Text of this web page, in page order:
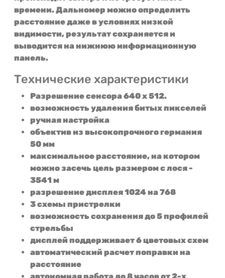
времени. Дальномер можно определить
расстояние даже в условиях низкой
видимости, результат сохраняется и
выводится на нижнюю информационную
панель.
Технические характеристики
Разрешение сенсора 640 x 512.
возможность удаления битых пикселей
ручная настройка
объектив из высокопрочного германия
50 мм
максимальное расстояние, на котором
можно засечь цель размером с лося -
3541 м
разрешение дисплея 1024 на 768
3 схемы пристрелки
возможность сохранения до 5 профилей
стрельбы
дисплей поддерживает 6 цветовых схем
автоматический расчет поправки на
расстояние